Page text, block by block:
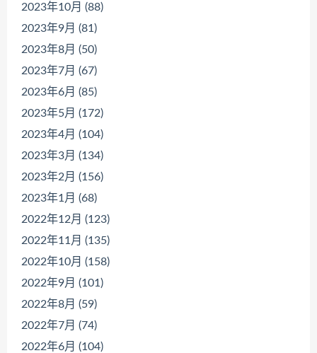
2023年10月 (88)
2023年9月 (81)
2023年8月 (50)
2023年7月 (67)
2023年6月 (85)
2023年5月 (172)
2023年4月 (104)
2023年3月 (134)
2023年2月 (156)
2023年1月 (68)
2022年12月 (123)
2022年11月 (135)
2022年10月 (158)
2022年9月 (101)
2022年8月 (59)
2022年7月 (74)
2022年6月 (104)